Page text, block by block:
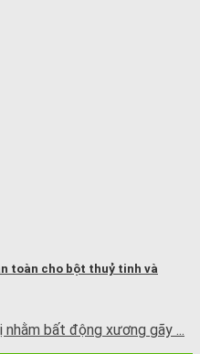
toàn cho bột thuỷ tinh và
bất động xương gãy ...